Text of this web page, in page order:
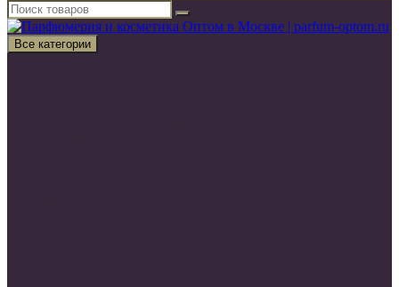
Все категории